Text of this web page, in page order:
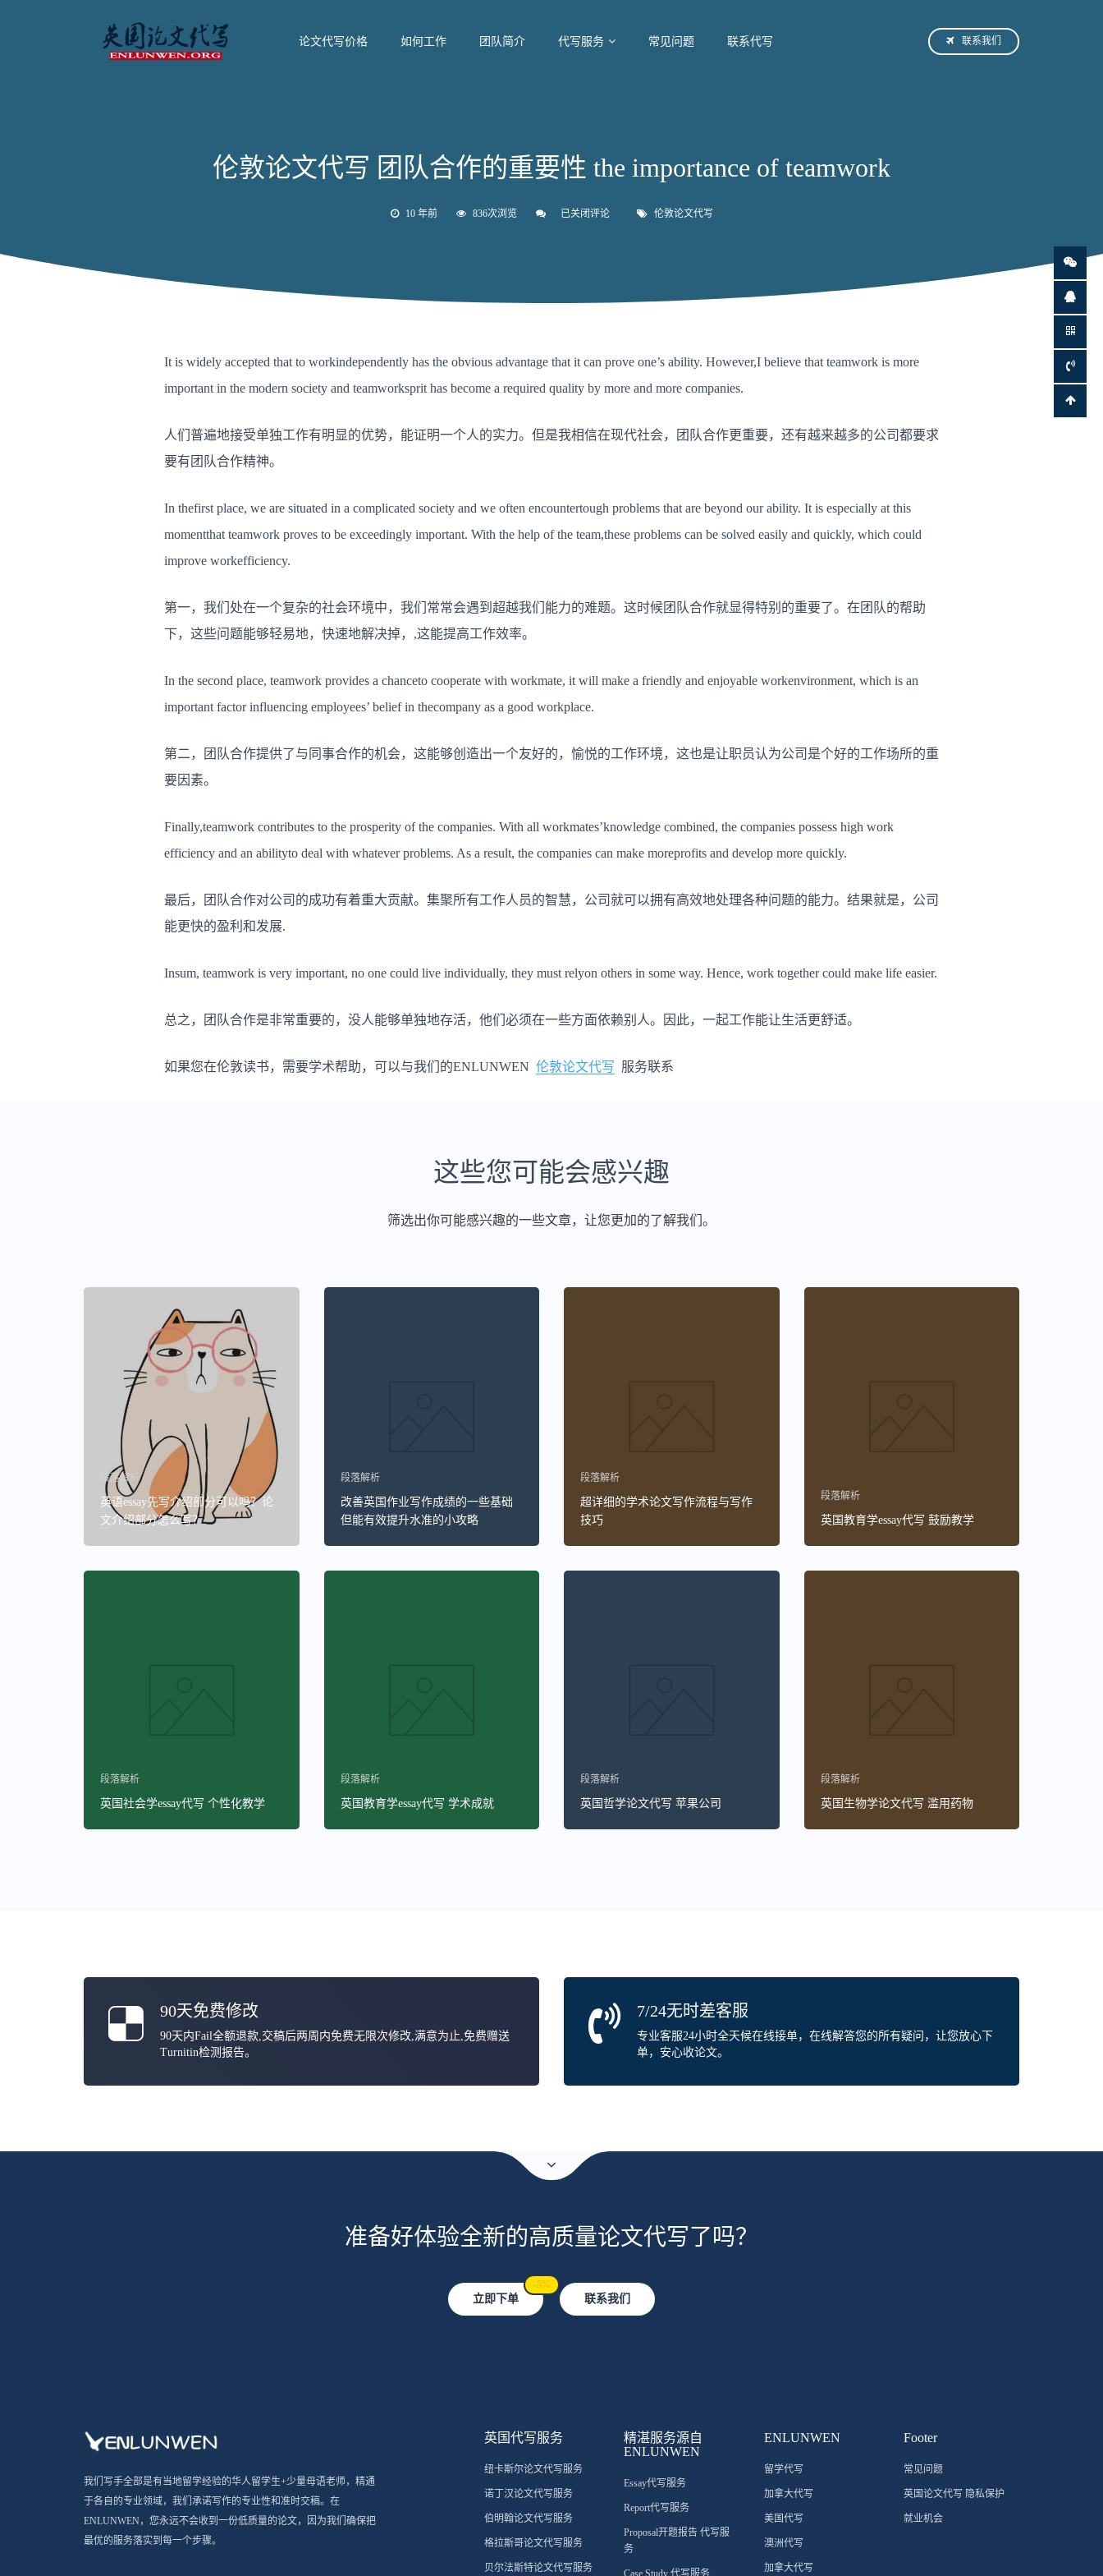
论文代写价格 如何工作 团队简介 代写服务 常见问题 联系代写 联系我们
伦敦论文代写 团队合作的重要性 the importance of teamwork
10 年前 836次浏览
伦
重
性
of
已关闭评论 伦敦论文代写
It is widely accepted that to workindependently has the obvious advantage that it can prove one’s ability. However,I believe that teamwork is more
important in the modern society and teamworksprit has become a required quality by more and more companies.
人们普遍地接受单独工作有明显的优势，能证明一个人的实力。但是我相信在现代社会，团队合作更重要，还有越来越多的公司都要求
要有团队合作精神。
In thefirst place, we are situated in a complicated society and we often encountertough problems that are beyond our ability. It is especially at this
momentthat teamwork proves to be exceedingly important. With the help of the team,these problems can be solved easily and quickly, which could
improve workefficiency.
第一，我们处在一个复杂的社会环境中，我们常常会遇到超越我们能力的难题。这时候团队合作就显得特别的重要了。在团队的帮助
下，这些问题能够轻易地，快速地解决掉，,这能提高工作效率。
In the second place, teamwork provides a chanceto cooperate with workmate, it will make a friendly and enjoyable workenvironment, which is an
important factor influencing employees’ belief in thecompany as a good workplace.
第二，团队合作提供了与同事合作的机会，这能够创造出一个友好的，愉悦的工作环境，这也是让职员认为公司是个好的工作场所的重
要因素。
Finally,teamwork contributes to the prosperity of the companies. With all workmates’knowledge combined, the companies possess high work
efficiency and an abilityto deal with whatever problems. As a result, the companies can make moreprofits and develop more quickly.
最后，团队合作对公司的成功有着重大贡献。集聚所有工作人员的智慧，公司就可以拥有高效地处理各种问题的能力。结果就是，公司
能更快的盈利和发展.
Insum, teamwork is very important, no one could live individually, they must relyon others in some way. Hence, work together could make life easier.
总之，团队合作是非常重要的，没人能够单独地存活，他们必须在一些方面依赖别人。因此，一起工作能让生活更舒适。
如果您在伦敦读书，需要学术帮助，可以与我们的ENLUNWEN 伦敦论文代写 服务联系
这些您可能会感兴趣
筛选出你可能感兴趣的一些文章，让您更加的了解我们。
段落解析
英语essay先写介绍部分可以吗？论
文介绍部分怎么写？
段落解析
改善英国作业写作成绩的一些基础
但能有效提升水准的小攻略
段落解析
超详细的学术论文写作流程与写作
技巧
段落解析
英国教育学essay代写 鼓励教学
段落解析
英国社会学essay代写 个性化教学
段落解析
英国教育学essay代写 学术成就
段落解析
英国哲学论文代写 苹果公司
段落解析
英国生物学论文代写 滥用药物
90天免费修改
90天内Fail全额退款,交稿后两周内免费无限次修改,满意为止,免费赠送
Turnitin检测报告。
7/24无时差客服
专业客服24小时全天候在线接单，在线解答您的所有疑问，让您放心下
单，安心收论文。
准备好体验全新的高质量论文代写了吗？
立即下单
-5%
联系我们
我们写手全部是有当地留学经验的华人留学生+少量母语老师，精通
于各自的专业领域，我们承诺写作的专业性和准时交稿。在
ENLUNWEN，您永远不会收到一份低质量的论文，因为我们确保把
最优的服务落实到每一个步骤。
英国代写服务
纽卡斯尔论文代写服务
诺丁汉论文代写服务
伯明翰论文代写服务
格拉斯哥论文代写服务
贝尔法斯特论文代写服务
精湛服务源自
ENLUNWEN
Essay代写服务
Report代写服务
Proposal开题报告 代写服
务
Case Study 代写服务
ENLUNWEN
留学代写
加拿大代写
美国代写
澳洲代写
加拿大代写
Footer
常见问题
英国论文代写 隐私保护
就业机会